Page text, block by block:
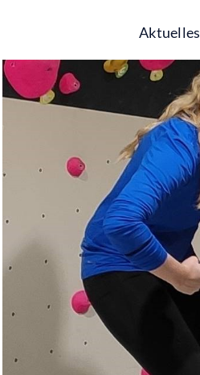
springen
Aktuelles